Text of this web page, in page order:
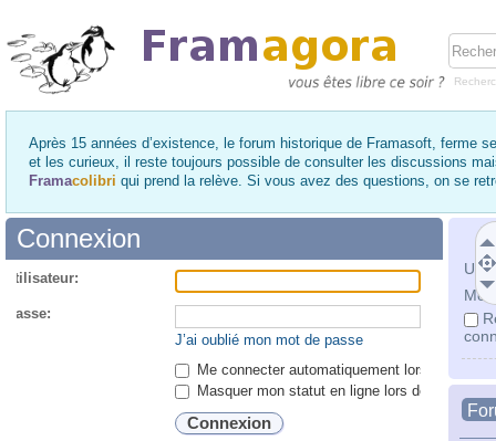
Après 15 années d’existence, le forum historique de Framasoft, ferme
et les curieux, il reste toujours possible de consulter les discussions
Framacolibri qui prend la relève. Si vous avez des questions, on se
Mot
Connexion
passe:
J’ai oublié mon mot de passe
Me connecter automatiquement lors de
Masquer mon statut en ligne lors de cette